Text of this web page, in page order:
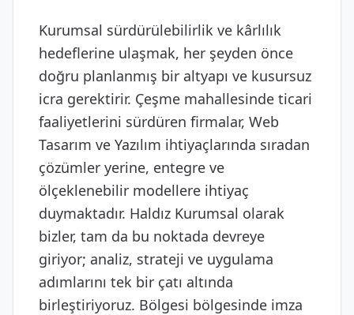
Kurumsal sürdürülebilirlik ve kârlılık
hedeflerine ulaşmak, her şeyden önce
doğru planlanmış bir altyapı ve kusursuz
icra gerektirir. Çeşme mahallesinde ticari
faaliyetlerini sürdüren firmalar, Web
Tasarım ve Yazılım ihtiyaçlarında sıradan
çözümler yerine, entegre ve
ölçeklenebilir modellere ihtiyaç
duymaktadır. Haldız Kurumsal olarak
bizler, tam da bu noktada devreye
giriyor; analiz, strateji ve uygulama
adımlarını tek bir çatı altında
birleştiriyoruz. Bölgesi bölgesinde imza